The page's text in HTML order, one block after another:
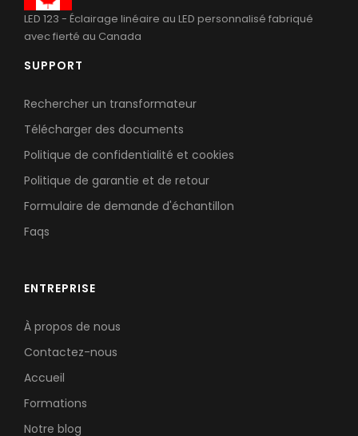
LED 123 - Éclairage linéaire au LED personnalisé fabriqué
avec fierté au Canada
SUPPORT
Rechercher un transformateur
Télécharger des documents
Politique de confidentialité et cookies
Politique de garantie et de retour
Formulaire de demande d'échantillon
Faqs
ENTREPRISE
À propos de nous
Contactez-nous
Accueil
Formations
Notre blog